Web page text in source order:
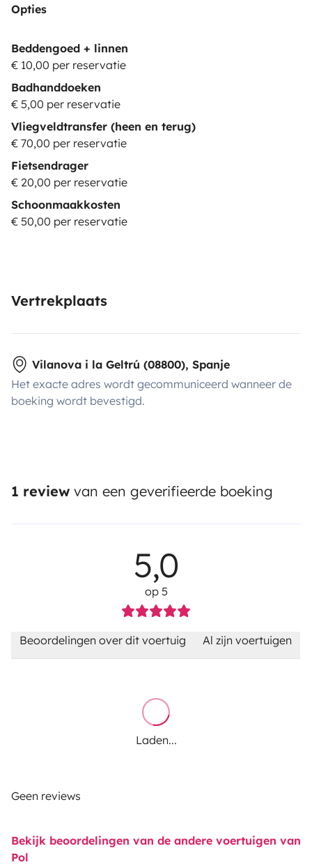
Opties
Beddengoed + linnen
€ 10,00 per reservatie
Badhanddoeken
€ 5,00 per reservatie
Vliegveldtransfer (heen en terug)
€ 70,00 per reservatie
Fietsendrager
€ 20,00 per reservatie
Schoonmaakkosten
€ 50,00 per reservatie
Vertrekplaats
Vilanova i la Geltrú (08800), Spanje
Het exacte adres wordt gecommuniceerd wanneer de
boeking wordt bevestigd.
1 review van een geverifieerde boeking
5,0
op 5
Beoordelingen over dit voertuig Al zijn voertuigen
Laden...
Geen reviews
Bekijk beoordelingen van de andere voertuigen van
Pol